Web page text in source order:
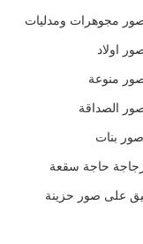
مجوهرات ومدليات
اولاد
منوعة
الصداقة
بنات
حاجة سقعة
على صور حزينة